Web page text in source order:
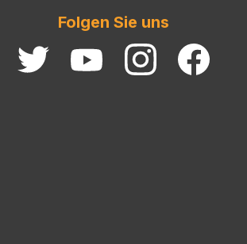
Folgen Sie uns